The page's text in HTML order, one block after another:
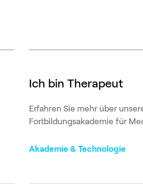
Ich bin Therapeut
Erfahren Sie mehr über
Fortbildungsakademie für
Akademie & Technologie